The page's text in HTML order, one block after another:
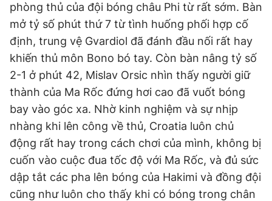
Đọc Thanh Niên trên điện thoại
Theo dõi báo trên
Hotline
0906 645 777
Liên hệ quảng cáo
0908 780 404
phòng thủ của đội bóng châu Phi từ rất sớm. Bàn
mở tỷ số phút thứ 7 từ tình huống phối hợp cố
định, trung vệ Gvardiol đã đánh đầu nối rất hay
khiến thủ môn Bono bó tay. Còn bàn nâng tỷ số
2-1 ở phút 42, Mislav Orsic nhìn thấy người giữ
thành của Ma Rốc đứng hơi cao đã vuốt bóng
bay vào góc xa. Nhờ kinh nghiệm và sự nhịp
nhàng khi lên công về thủ, Croatia luôn chủ
động rất hay trong cách chơi của mình, không bị
cuốn vào cuộc đua tốc độ với Ma Rốc, và đủ sức
dập tắt các pha lên bóng của Hakimi và đồng đội
cũng như luôn cho thấy khi có bóng trong chân